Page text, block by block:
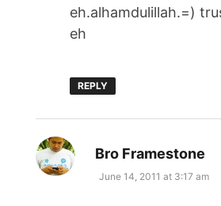
eh.alhamdulillah.=)
eh
REPLY
Bro Framestone
June 14, 2011 at 3:17 am